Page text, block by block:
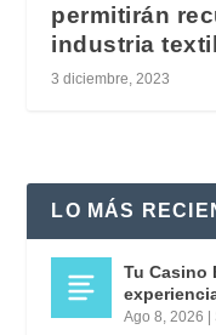
permitirán
industria
3 diciembre, 2023
LO MÁS
Tu Casino
Ago 8, 2026 |